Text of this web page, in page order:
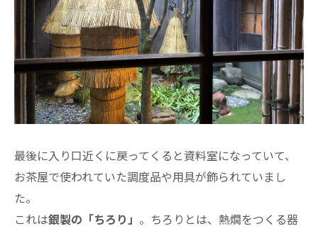
最後に入り口近くに戻ってくると資料室になっていて、
お茶屋で使われていた調度品や用具が飾られていまし
た。
これは銀製の「ちろり」 。ちろりとは、熱燗をつくる器